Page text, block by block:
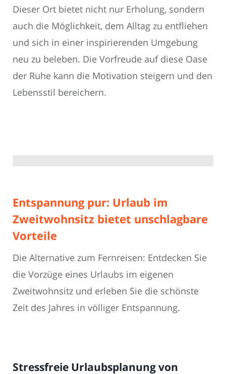
Dieser Ort bietet nicht nur Erholung, sondern
auch die Möglichkeit, dem Alltag zu entfliehen
und sich in einer inspirierenden Umgebung
neu zu beleben. Die Vorfreude auf diese Oase
der Ruhe kann die Motivation steigern und den
Lebensstil bereichern.
Entspannung pur: Urlaub im
Zweitwohnsitz bietet unschlagbare
Vorteile
Die Alternative zum Fernreisen: Entdecken Sie
die Vorzüge eines Urlaubs im eigenen
Zweitwohnsitz und erleben Sie die schönste
Zeit des Jahres in völliger Entspannung.
Stressfreie Urlaubsplanung von